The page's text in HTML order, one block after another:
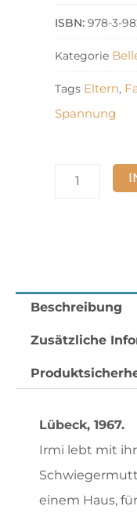
978-3-
Kategorie
Tags Eltern,
Spannung
Zwei
Menge
Beschreibung
Zusätzliche
Lübeck, 1967.
Irmi lebt mit
einem Haus,